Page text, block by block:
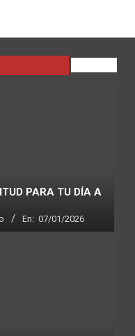
PARA TU DÍA A
En: 07/01/2026